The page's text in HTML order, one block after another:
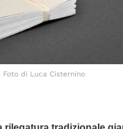
Foto di Luca Cisternino